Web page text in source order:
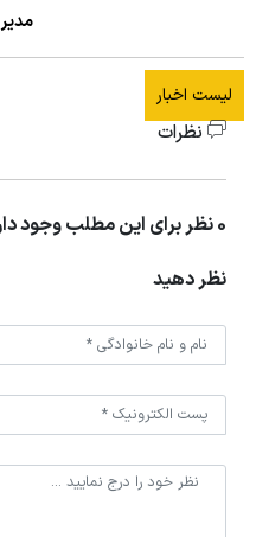
لیست اخبار
نظرات
0 نظر برای این مطلب وجود دارد
نظر دهید